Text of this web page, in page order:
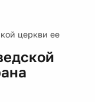
церкви ее